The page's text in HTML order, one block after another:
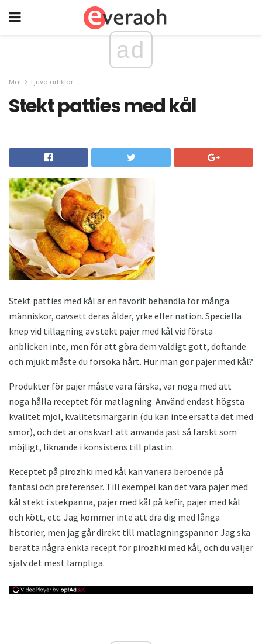
ad
Mat Ljuva artiklar
Stekt patties med kål
Stekt patties med kål är en favorit behandla för många
människor, oavsett deras ålder, yrke eller nation. Speciella
knep vid tillagning av stekt pajer med kål vid första
anblicken inte, men för att göra dem väldigt gott, doftande
och mjukt måste du försöka hårt. Hur man gör pajer med kål?
Produkter för pajer måste vara färska, var noga med att
noga hålla receptet för matlagning. Använd endast högsta
kvalitet mjöl, kvalitetsmargarin (du kan inte ersätta det med
smör), och det är önskvärt att använda jäst så färskt som
möjligt, liknande i konsistens till plastin.
Receptet på pirozhki med kål kan variera beroende på
fantasi och preferenser. Till exempel kan det vara pajer med
kål stekt i stekpanna, pajer med kål på kefir, pajer med kål
och kött, etc. Jag kommer inte att dra dig med långa
historier, men jag går direkt till matlagningspannor. Jag ska
berätta några enkla recept för pirozhki med kål, och du väljer
själv det mest lämpliga.